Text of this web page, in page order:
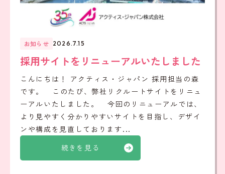
続きを見る
お知らせ 2026.7.15
採用サイトをリニューアルいたしました
こんにちは！ アクティス・ジャパン 採用担当の森
です。 このたび、弊社リクルートサイトをリニュ
ーアルいたしました。 今回のリニューアルでは、
より見やすく分かりやすいサイトを目指し、デザイ
ンや構成を見直しております...